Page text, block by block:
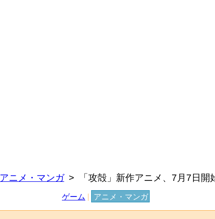
アニメ・マンガ 「攻殻」新作アニメ、7月7日開
ゲーム アニメ・マンガ